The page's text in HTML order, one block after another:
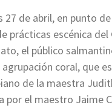
27 de abril, en punto
prácticas escénica del
el público
coral, que
de la maestra
por el maestro Jaime